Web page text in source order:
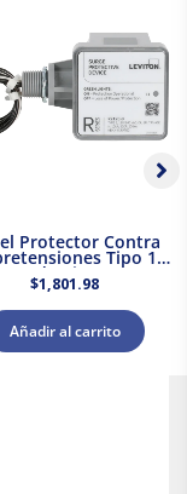
Protector Contra
Tipo 1
de Picos 120/240
V CA Leviton
$1,801.98
Añadir al carrito